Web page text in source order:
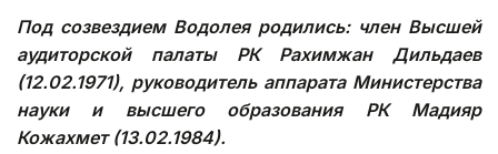
Под созвездием Водолея родились: член Высшей
аудиторской палаты РК Рахимжан Дильдаев
(12.02.1971), руководитель аппарата Министерства
науки и высшего образования РК Мадияр
Кожахмет (13.02.1984).